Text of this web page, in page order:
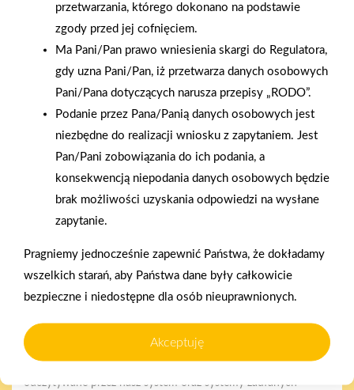
2025-12-31
Otwarcie sklepu PSB
Mrówka w Wyrzysku
Gwarancja jakości
naszych produktów
Zakupy w systemie
ratalnym
przetwarzania, którego dokonano na podstawie
zgody przed jej cofnięciem.
Ma Pani/Pan prawo wniesienia skargi do Regulatora,
gdy uzna Pani/Pan, iż przetwarza danych osobowych
Pani/Pana dotyczących narusza przepisy „RODO”.
Podanie przez Pana/Panią danych osobowych jest
niezbędne do realizacji wniosku z zapytaniem. Jest
Pan/Pani zobowiązania do ich podania, a
konsekwencją niepodania danych osobowych będzie
brak możliwości uzyskania odpowiedzi na wysłane
zapytanie.
Pragniemy jednocześnie zapewnić Państwa, że dokładamy
wszelkich starań, aby Państwa dane były całkowicie
bezpieczne i niedostępne dla osób nieuprawnionych.
Akceptuję
Polityka plików cookies
zapewnienia prawidłowego działania strony, poprawy komfortu
użytkowania oraz analizy ruchu na stronie.
Czym są pliki cookies?
Cookies to niewielkie pliki tekstowe zapisywane na urządzeniu
użytkownika (komputerze, tablecie, smartfonie) podczas
odczytywane przez nasz system oraz systemy zaufanych